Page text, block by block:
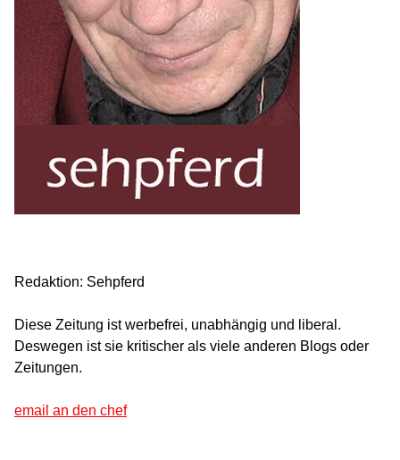
Redaktion: Sehpferd
Diese Zeitung ist werbefrei, unabhängig und liberal.
Deswegen ist sie kritischer als viele anderen Blogs oder
Zeitungen.
email an den chef